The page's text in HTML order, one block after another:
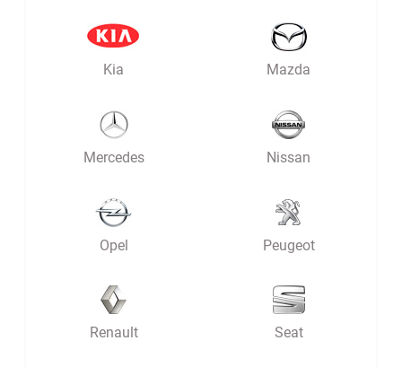
Kia Mazda
Mercedes Nissan
Opel Peugeot
Renault Seat